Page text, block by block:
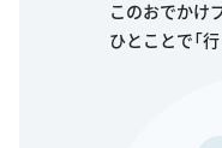
このおでかけ
ひとことで「